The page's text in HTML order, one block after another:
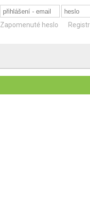
Zapomenuté heslo